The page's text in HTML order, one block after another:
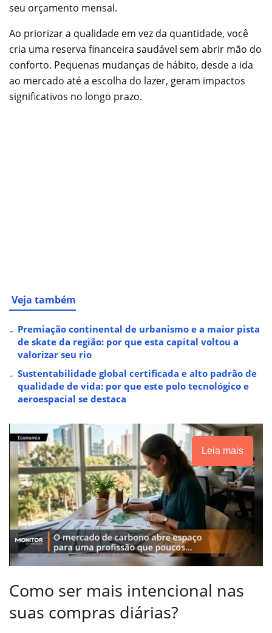
seu orçamento mensal.
Ao priorizar a qualidade em vez da quantidade, você
cria uma reserva financeira saudável sem abrir mão do
conforto. Pequenas mudanças de hábito, desde a ida
ao mercado até a escolha do lazer, geram impactos
significativos no longo prazo.
Veja também
Premiação continental de urbanismo e a maior pista
de skate da região: por que esta capital voltou a
valorizar seu rio
Sustentabilidade global certificada e alto padrão de
qualidade de vida: por que este polo tecnológico e
aeroespacial se destaca
Leia mais
Como ser mais intencional nas
suas compras diárias?